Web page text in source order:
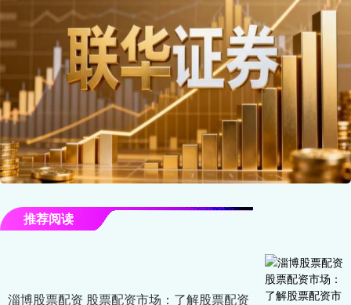
推荐阅读
淄博股票配资 股票配资市场：了解股票配资